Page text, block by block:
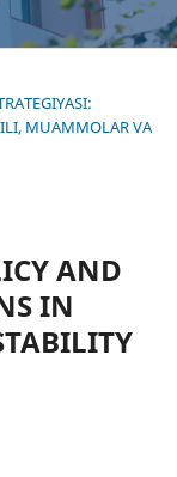
MUAMMOLAR VA
AND
IN